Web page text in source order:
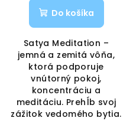
Do košíka
Satya Meditation –
jemná a zemitá vôňa,
ktorá podporuje
vnútorný pokoj,
koncentráciu a
meditáciu. Prehĺb svoj
zážitok vedomého bytia.